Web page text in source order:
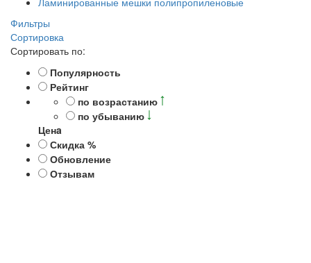
Фильтры
Сортировка
Сортировать по:
Популярность
Рейтинг
по возрастанию
по убыванию
Ценa
Скидка %
Обновление
Отзывам